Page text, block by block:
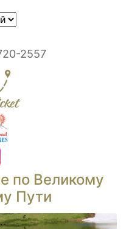
2557
по Великому
Пути